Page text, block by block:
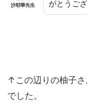
沙耶華先生
がとうご
↑この辺りの柚子
でした。